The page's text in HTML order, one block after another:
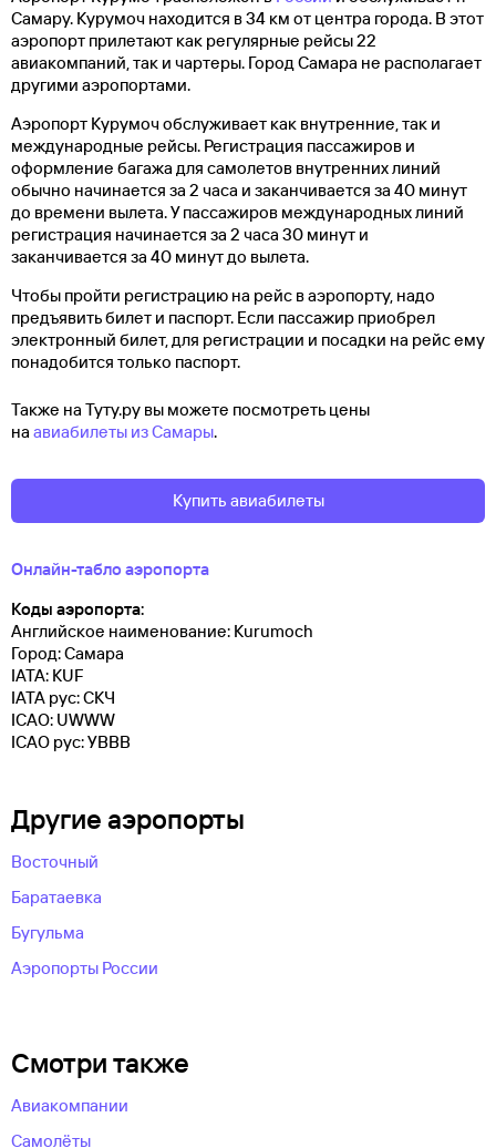
Самару. Курумоч находится в 34 км от центра города. В этот
аэропорт прилетают как регулярные рейсы 22
авиакомпаний, так и чартеры. Город Самара не располагает
другими аэропортами.
Аэропорт Курумоч обслуживает как внутренние, так и
международные рейсы. Регистрация пассажиров и
оформление багажа для самолетов внутренних линий
обычно начинается за 2 часа и заканчивается за 40 минут
до времени вылета. У пассажиров международных линий
регистрация начинается за 2 часа 30 минут и
заканчивается за 40 минут до вылета.
Чтобы пройти регистрацию на рейс в аэропорту, надо
предъявить билет и паспорт. Если пассажир приобрел
электронный билет, для регистрации и посадки на рейс ему
понадобится только паспорт.
Также на Туту.ру вы можете посмотреть цены
на авиабилеты из Самары.
Купить авиабилеты
Онлайн-табло аэропорта
Коды аэропорта:
Английское наименование: Kurumoch
Город: Самара
IATA: KUF
IATA рус: СКЧ
ICAO: UWWW
ICAO рус: УВВВ
Другие аэропорты
Восточный
Баратаевка
Бугульма
Аэропорты России
Смотри также
Авиакомпании
Самолёты